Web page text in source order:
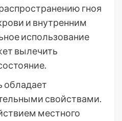
гноя
и внутренним
использование
вылечить
обладает
свойствами.
местного